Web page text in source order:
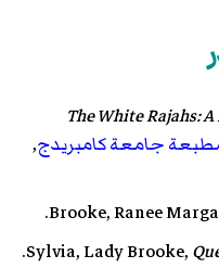
The White Rajahs:
جامعة كامبريدج,
Brooke, Ranee
Sylvia, Lady Brooke,